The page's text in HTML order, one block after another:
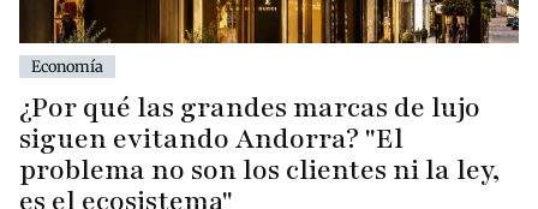
Economía
¿Por qué las grandes marcas de lujo
siguen evitando Andorra? "El
problema no son los clientes ni la ley,
es el ecosistema"